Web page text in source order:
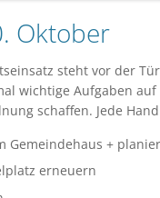
Oktober
steht vor der
wichtige Aufgaben
schaffen. Jede
Gemeindehaus +
erneuern